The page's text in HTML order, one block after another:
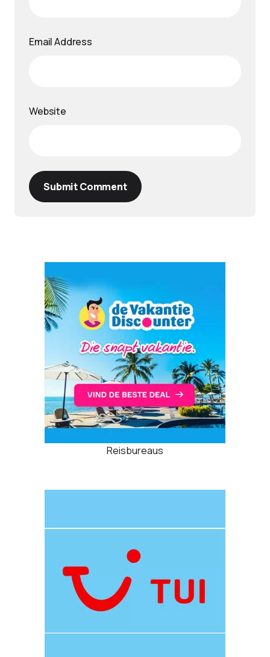
Email Address
Website
Submit Comment
Reisbureaus